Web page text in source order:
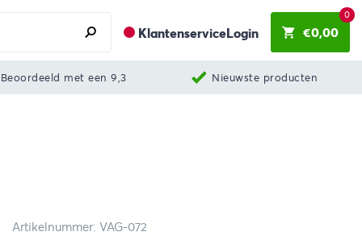
KlantenserviceLogin €0,00
0
Beoordeeld met een 9,3 Nieuwste producten
Artikelnummer: VAG-072